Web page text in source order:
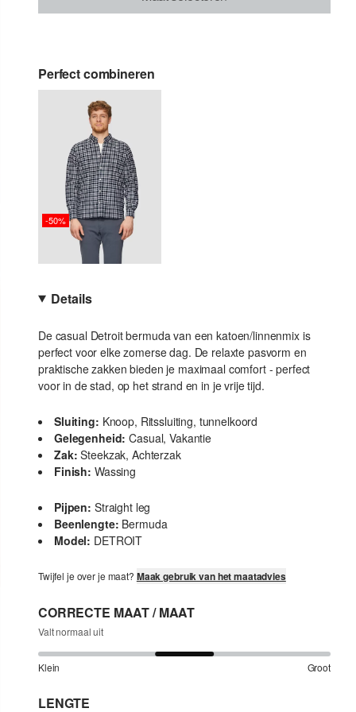
Perfect combineren
-50%
Details
De casual Detroit bermuda van een katoen/linnenmix is
perfect voor elke zomerse dag. De relaxte pasvorm en
praktische zakken bieden je maximaal comfort - perfect
voor in de stad, op het strand en in je vrije tijd.
Sluiting: Knoop, Ritssluiting, tunnelkoord
Gelegenheid: Casual, Vakantie
Zak: Steekzak, Achterzak
Finish: Wassing
Pijpen: Straight leg
Beenlengte: Bermuda
Model: DETROIT
Twijfel je over je maat? Maak gebruik van het maatadvies
CORRECTE MAAT / MAAT
Valt normaal uit
Klein Groot
LENGTE